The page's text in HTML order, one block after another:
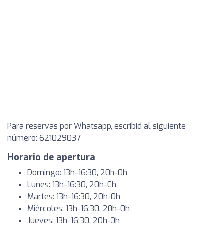
Para reservas por Whatsapp, escribid al siguiente
número: 621029037
Horario de apertura
Domingo: 13h-16:30, 20h-0h
Lunes: 13h-16:30, 20h-0h
Martes: 13h-16:30, 20h-0h
Miércoles: 13h-16:30, 20h-0h
Jueves: 13h-16:30, 20h-0h